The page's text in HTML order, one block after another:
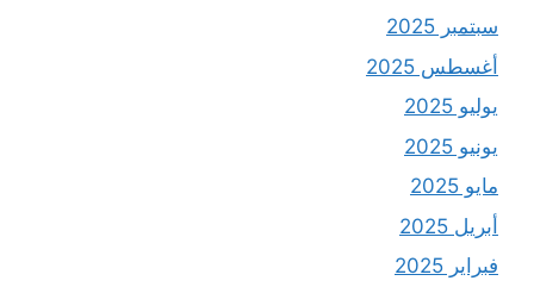
سبتمبر 2025
أغسطس 2025
يوليو 2025
يونيو 2025
مايو 2025
أبريل 2025
فبراير 2025